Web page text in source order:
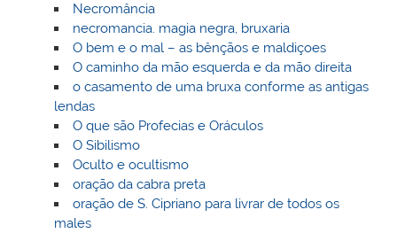
Necromância
necromancia. magia negra, bruxaria
O bem e o mal – as bênçãos e maldiçoes
O caminho da mão esquerda e da mão direita
o casamento de uma bruxa conforme as antigas
lendas
O que são Profecias e Oráculos
O Sibilismo
Oculto e ocultismo
oração da cabra preta
oração de S. Cipriano para livrar de todos os
males